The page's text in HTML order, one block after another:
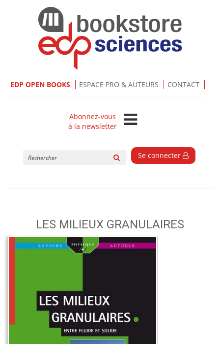
EDP OPEN BOOKS ESPACE PRO & AUTEURS CONTACT
Abonnez-vous
à la newsletter
Se connecter
LES MILIEUX GRANULAIRES